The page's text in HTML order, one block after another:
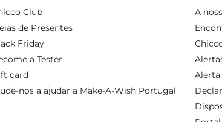
Club
de Presentes
Friday
a Tester
card
nos a ajudar a Make-A-Wish Portugal
A